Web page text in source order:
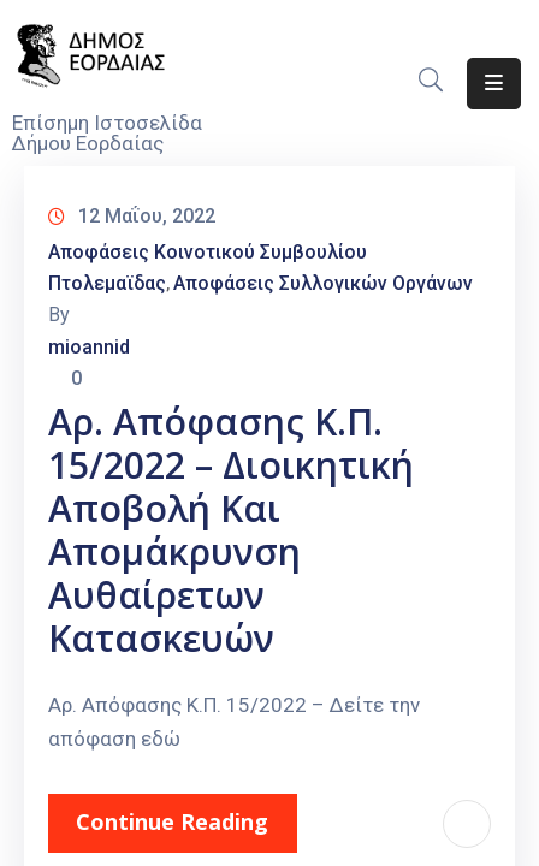
Επίσημη Ιστοσελίδα
Δήμου Εορδαίας
Νέα
Υπηρεσίες
Του
Δήμου
Προσκλήσεις
Αποφάσεις
Τηλέφωνα
Καιρός
12 Μαΐου, 2022
Αποφάσεις Κοινοτικού Συμβουλίου
Πτολεμαϊδας‚Αποφάσεις Συλλογικών Οργάνων
By
mioannid
0
Αρ. Απόφασης Κ.Π.
15/2022 – Διοικητική
Αποβολή Και
Απομάκρυνση
Αυθαίρετων
Κατασκευών
Αρ. Απόφασης Κ.Π. 15/2022 – Δείτε την
απόφαση εδώ
Continue Reading